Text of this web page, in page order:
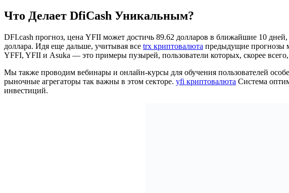
Что Делает DfiCash Уникальным?
DFI.cash прогноз, цена YFII может достичь 89.62 долларов в ближайшие 10
доллара. Идя еще дальше, учитывая все trx криптовалюта предыдущие прогнозы
YFFI, YFII и Asuka — это примеры пузырей, пользователи которых, скорее
Мы также проводим вебинары и онлайн-курсы для обучения пользователей
рыночные агрегаторы так важны в этом секторе. yfi криптовалюта Система
инвестиций.